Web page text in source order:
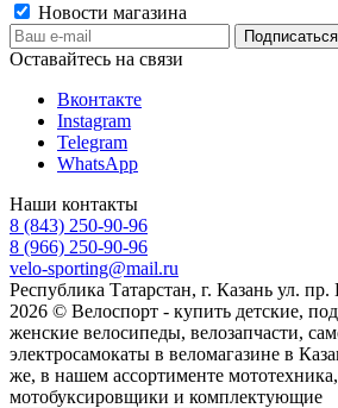
Новости магазина
Оставайтесь на связи
Вконтакте
Instagram
Telegram
WhatsApp
Наши контакты
8 (843) 250-90-96
8 (966) 250-90-96
velo-sporting@mail.ru
Республика Татарстан, г. Казань ул.
2026 © Велоспорт - купить детские,
женские велосипеды, велозапчасти,
электросамокаты в веломагазине в
же, в нашем ассортименте
мотобуксировщики и комплектующие